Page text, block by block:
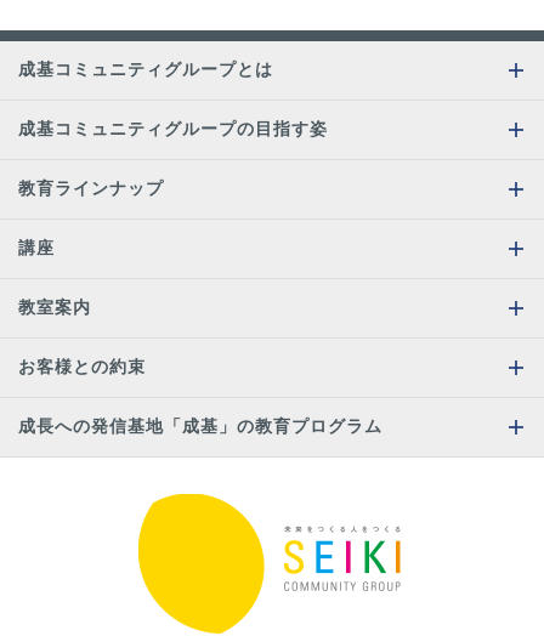
成基コミュニティグループとは
成基コミュニティグループの目指す姿
教育ラインナップ
講座
教室案内
お客様との約束
成長への発信基地「成基」の教育プログラム